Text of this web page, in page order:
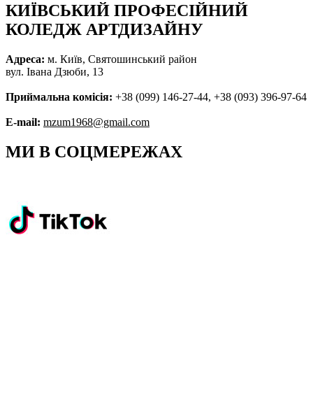
КИЇВСЬКИЙ ПРОФЕСІЙНИЙ
КОЛЕДЖ АРТДИЗАЙНУ
Адреса: м. Київ, Святошинський район
вул. Івана Дзюби, 13
Приймальна комісія: +38 (099) 146-27-44, +38 (093) 396-97-64
E-mail: mzum1968@gmail.com
МИ В СОЦМЕРЕЖАХ